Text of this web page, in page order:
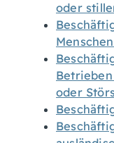
oder
oder